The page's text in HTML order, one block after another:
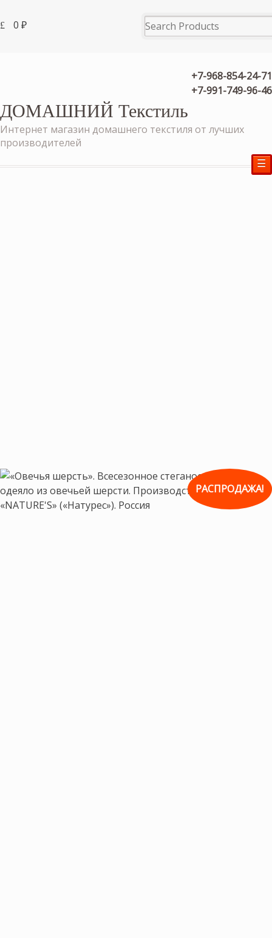
0 ₽
+7-968-854-24-71
+7-991-749-96-46
ДОМАШНИЙ Текстиль
Интернет магазин домашнего текстиля от лучших
производителей
☰
РАСПРОДАЖА!